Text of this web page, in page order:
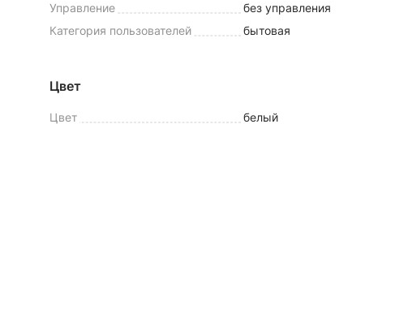
Управление
без управления
Категория пользователей
бытовая
Цвет
Цвет белый